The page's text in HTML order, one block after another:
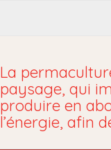
La
paysage, qui
produire en
l’énergie, afin